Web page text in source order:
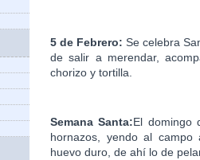
5 de Febrero:Se celebra
de salir a merendar,
chorizo y tortilla.
Semana Santa:El domingo
hornazos, yendo al
huevo duro, de ahí lo de